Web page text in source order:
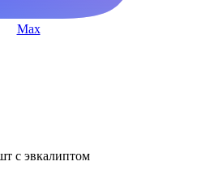
Max
с эвкалиптом